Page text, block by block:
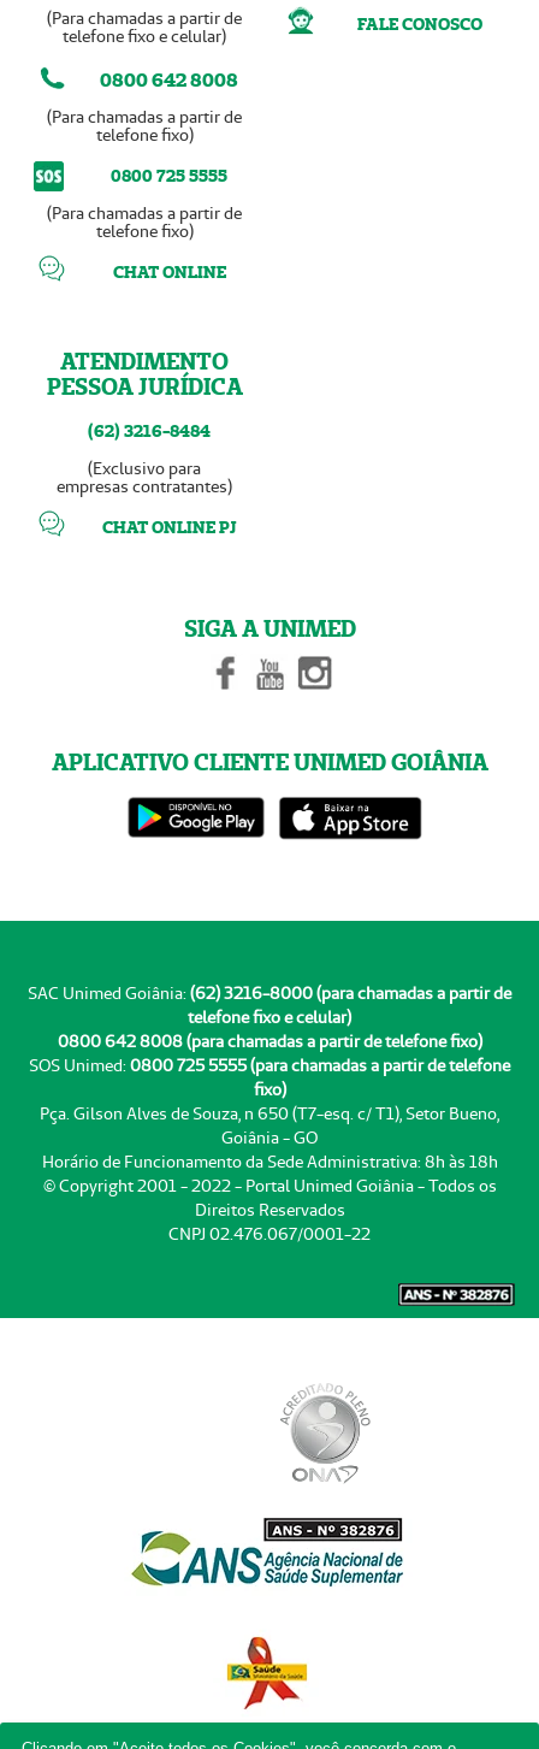
(Para chamadas a partir de
telefone fixo e celular)
0800 642 8008
(Para chamadas a partir de
telefone fixo)
0800 725 5555
(Para chamadas a partir de
telefone fixo)
CHAT ONLINE
ATENDIMENTO
PESSOA JURÍDICA
(62) 3216-8484
(Exclusivo para
empresas contratantes)
CHAT ONLINE PJ
FALE CONOSCO
SIGA A UNIMED
APLICATIVO CLIENTE UNIMED GOIÂNIA
SAC Unimed Goiânia: (62) 3216-8000 (para chamadas a partir de
telefone fixo e celular)
0800 642 8008 (para chamadas a partir de telefone fixo)
SOS Unimed: 0800 725 5555 (para chamadas a partir de telefone
fixo)
Pça. Gilson Alves de Souza, n 650 (T7-esq. c/ T1), Setor Bueno,
Goiânia - GO
Horário de Funcionamento da Sede Administrativa: 8h às 18h
© Copyright 2001 - 2022 - Portal Unimed Goiânia - Todos os
Direitos Reservados
CNPJ 02.476.067/0001-22